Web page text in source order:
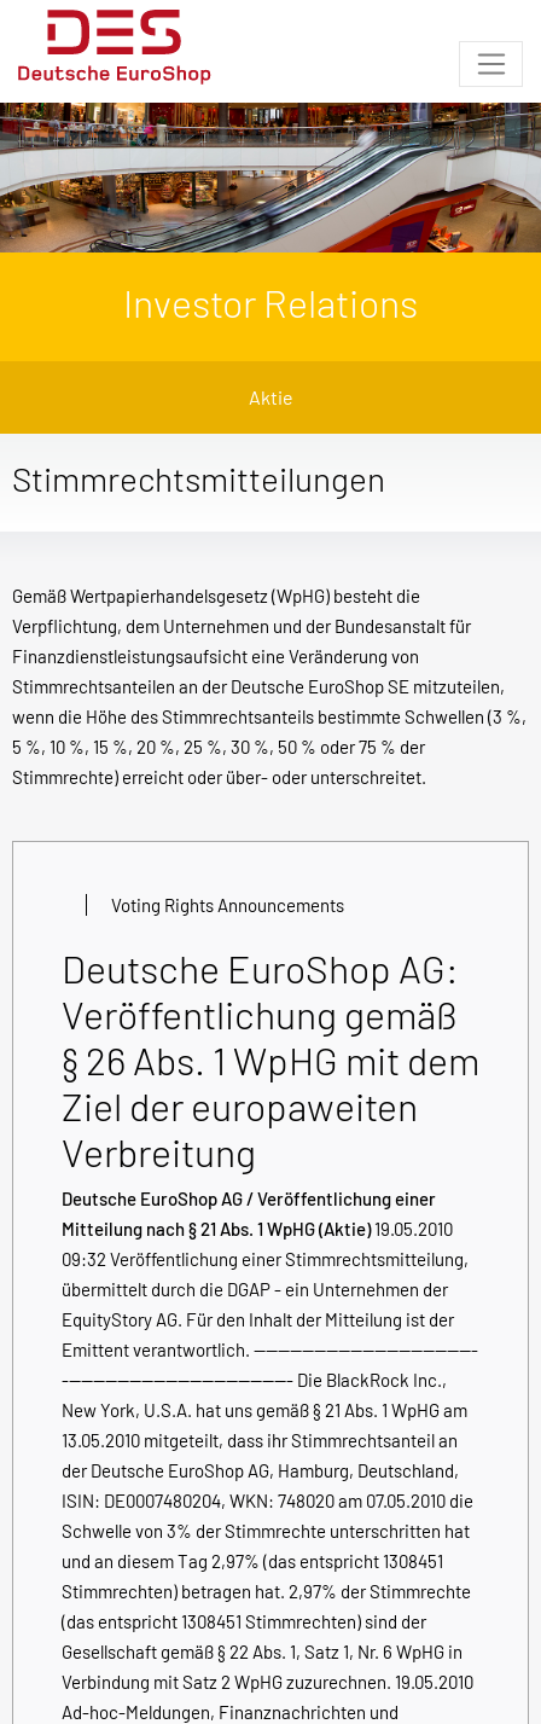
Investor Relations
Aktie
Stimmrechtsmitteilungen
Gemäß Wertpapierhandelsgesetz (WpHG) besteht die
Verpflichtung, dem Unternehmen und der Bundesanstalt für
Finanzdienstleistungsaufsicht eine Veränderung von
Stimmrechtsanteilen an der Deutsche EuroShop SE mitzuteilen,
wenn die Höhe des Stimmrechtsanteils bestimmte Schwellen (3 %,
5 %, 10 %, 15 %, 20 %, 25 %, 30 %, 50 % oder 75 % der
Stimmrechte) erreicht oder über- oder unterschreitet.
Voting Rights Announcements
Deutsche EuroShop AG:
Veröffentlichung gemäß
§ 26 Abs. 1 WpHG mit dem
Ziel der europaweiten
Verbreitung
Deutsche EuroShop AG / Veröffentlichung einer
Mitteilung nach § 21 Abs. 1 WpHG (Aktie)19.05.2010
09:32 Veröffentlichung einer Stimmrechtsmitteilung,
übermittelt durch die DGAP - ein Unternehmen der
EquityStory AG. Für den Inhalt der Mitteilung ist der
Emittent verantwortlich. -------------------------------------
-------------------------------------- Die BlackRock Inc.,
New York, U.S.A. hat uns gemäß § 21 Abs. 1 WpHG am
13.05.2010 mitgeteilt, dass ihr Stimmrechtsanteil an
der Deutsche EuroShop AG, Hamburg, Deutschland,
ISIN: DE0007480204, WKN: 748020 am 07.05.2010 die
Schwelle von 3% der Stimmrechte unterschritten hat
und an diesem Tag 2,97% (das entspricht 1308451
Stimmrechten) betragen hat. 2,97% der Stimmrechte
(das entspricht 1308451 Stimmrechten) sind der
Gesellschaft gemäß § 22 Abs. 1, Satz 1, Nr. 6 WpHG in
Verbindung mit Satz 2 WpHG zuzurechnen. 19.05.2010
Ad-hoc-Meldungen, Finanznachrichten und